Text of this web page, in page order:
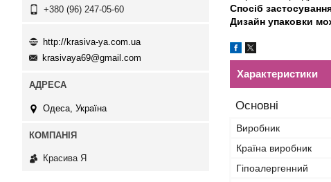
Спосіб
Дизайн упаковки
Характеристики
Основні
Виробник
Країна виробник
Гіпоалергенний
+380 (96) 247-05-60
http://krasiva-ya.com.ua
krasivaya69@gmail.com
Одеса, Україна
Красива Я